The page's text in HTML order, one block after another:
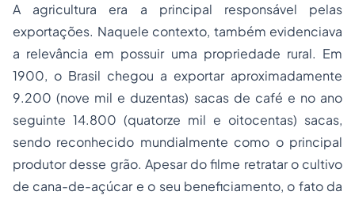
A agricultura era a principal responsável pelas
exportações. Naquele contexto, também evidenciava
a relevância em possuir uma propriedade rural. Em
1900, o Brasil chegou a exportar aproximadamente
9.200 (nove mil e duzentas) sacas de café e no ano
seguinte 14.800 (quatorze mil e oitocentas) sacas,
sendo reconhecido mundialmente como o principal
produtor desse grão. Apesar do filme retratar o cultivo
de cana-de-açúcar e o seu beneficiamento, o fato da